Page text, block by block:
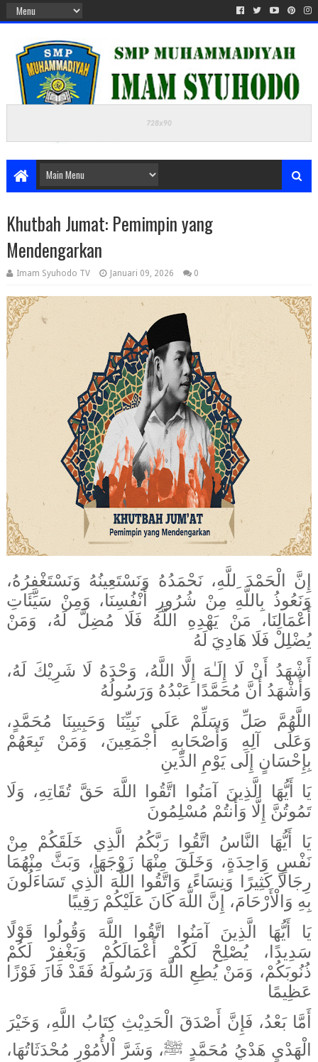
Khutbah Jumat: Pemimpin yang
Mendengarkan
Imam Syuhodo TV Januari 09, 2026 0
إِنَّ الْحَمْدَ ِللَّهِ، نَحْمَدُهُ وَنَسْتَعِينُهُ وَنَسْتَغْفِرُهُ،
وَنَعُوذُ بِاللَّهِ مِنْ شُرُورِ أَنْفُسِنَا، وَمِنْ سَيِّئَاتِ
أَعْمَالِنَا، مَنْ يَهْدِهِ اللَّهُ فَلَا مُضِلَّ لَهُ، وَمَنْ
يُضْلِلْ فَلَا هَادِيَ لَهُ
أَشْهَدُ أَنْ لَا إِلَـٰهَ إِلَّا اللَّهُ، وَحْدَهُ لَا شَرِيْكَ لَهُ،
وَأَشْهَدُ أَنَّ مُحَمَّدًا عَبْدُهُ وَرَسُولُهُ
اللَّهُمَّ صَلِّ وَسَلِّمْ عَلَى نَبِيِّنَا وَحَبِيبِنَا مُحَمَّدٍ،
وَعَلَى آلِهِ وَأَصْحَابِهِ أَجْمَعِينَ، وَمَنْ تَبِعَهُمْ
بِإِحْسَانٍ إِلَى يَوْمِ الدِّينِ
يَا أَيُّهَا الَّذِينَ آمَنُوا اتَّقُوا اللَّهَ حَقَّ تُقَاتِهِ، وَلَا
تَمُوتُنَّ إِلَّا وَأَنتُمْ مُسْلِمُونَ
يَا أَيُّهَا النَّاسُ اتَّقُوا رَبَّكُمُ الَّذِي خَلَقَكُمْ مِنْ
نَفْسٍ وَاحِدَةٍ، وَخَلَقَ مِنْهَا زَوْجَهَا، وَبَثَّ مِنْهُمَا
رِجَالًا كَثِيرًا وَنِسَاءً، وَاتَّقُوا اللَّهَ الَّذِي تَسَاءَلُونَ
بِهِ وَالْأَرْحَامَ، إِنَّ اللَّهَ كَانَ عَلَيْكُمْ رَقِيبًا
يَا أَيُّهَا الَّذِينَ آمَنُوا اتَّقُوا اللَّهَ وَقُولُوا قَوْلًا
سَدِيدًا، يُصْلِحْ لَكُمْ أَعْمَالَكُمْ وَيَغْفِرْ لَكُمْ
ذُنُوبَكُمْ، وَمَنْ يُطِعِ اللَّهَ وَرَسُولَهُ فَقَدْ فَازَ فَوْزًا
عَظِيمًا
أَمَّا بَعْدُ، فَإِنَّ أَصْدَقَ الْحَدِيْثِ كِتَابُ اللَّهِ، وَخَيْرَ
الْهَدْيِ هَدْيُ مُحَمَّدٍ ﷺ، وَشَرَّ اْلأُمُوْرِ مُحْدَثَاتُهَا،